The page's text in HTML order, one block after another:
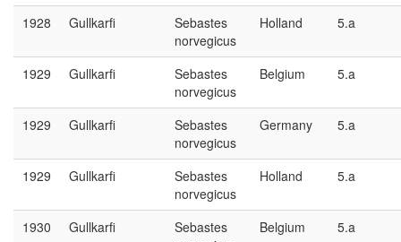
1928 Gullkarfi
Sebastes
norvegicus
Holland 5.a
1929 Gullkarfi
Sebastes
norvegicus
Belgium 5.a
1929 Gullkarfi
Sebastes
norvegicus
Germany 5.a
1929 Gullkarfi
Sebastes
norvegicus
Holland 5.a
1930 Gullkarfi
Sebastes
Belgium 5.a